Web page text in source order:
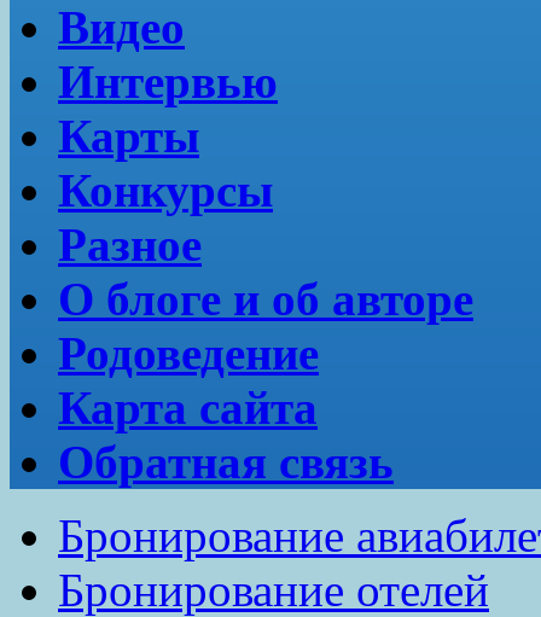
Видео
Интервью
Карты
Конкурсы
Разное
О блоге и об авторе
Родоведение
Карта сайта
Обратная связь
Бронирование
Бронирование отелей